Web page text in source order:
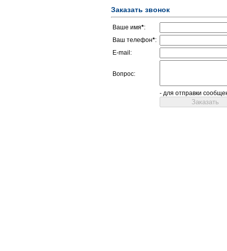
Заказать звонок
Ваше имя*:
Ваш телефон*:
E-mail:
Вопрос:
- для отправки